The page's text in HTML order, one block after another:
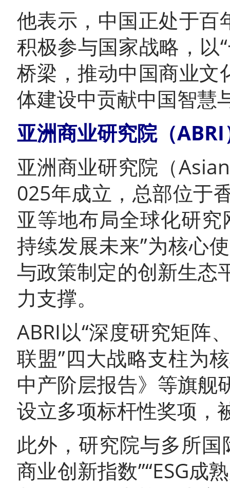
他表示，中国正处于百
积极参与国家战略，以
桥梁，推动中国商业文
体建设中贡献中国智慧
亚洲商业研究院（
亚洲商业研究院（
025年成立，总部位于
亚等地布局全球化研
持续发展未来”为核心
与政策制定的创新生态
力支撑。
ABRI以“深度研究矩阵
联盟”四大战略支柱为
中产阶层报告》等旗舰
设立多项标杆性奖项，
此外，研究院与多所
商业创新指数”“ESG成